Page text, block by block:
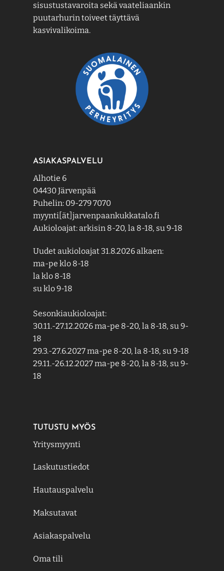
sisustustavaroita sekä vaateliaankin
puutarhurin toiveet täyttävä
kasvivalikoima.
ASIAKASPALVELU
Alhotie 6
04430 Järvenpää
Puhelin: 09-279 7070
myynti[ät]jarvenpaankukkatalo.fi
Aukioloajat: arkisin 8-20, la 8-18, su 9-18
Uudet aukioloajat 31.8.2026 alkaen:
ma-pe klo 8-18
la klo 8-18
su klo 9-18
Sesonkiaukioloajat:
30.11.-27.12.2026 ma-pe 8-20, la 8-18, su 9-
18
29.3.-27.6.2027 ma-pe 8-20, la 8-18, su 9-18
29.11.-26.12.2027 ma-pe 8-20, la 8-18, su 9-
18
TUTUSTU MYÖS
Yritysmyynti
Laskutustiedot
Hautauspalvelu
Maksutavat
Asiakaspalvelu
Oma tili